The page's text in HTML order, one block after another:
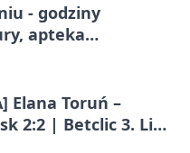
- godziny
apteka
Elana Toruń –
2:2 | Betclic 3. Liga